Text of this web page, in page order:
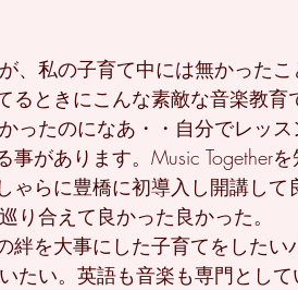
、私の子育て中には無かった
るときにこんな素敵な音楽教
ったのになあ・・自分でレッ
事があります。Music Together
ゃらに豊橋に初導入し開講して
り合えて良かった良かった。
絆を大事にした子育てをしたい
たい。英語も音楽も専門として